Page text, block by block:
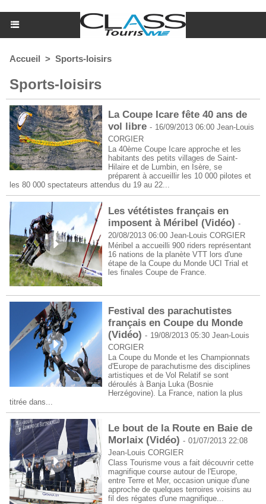
Accueil > Sports-loisirs
Sports-loisirs
La Coupe Icare fête 40 ans de
vol libre - 16/09/2013 06:00Jean-Louis
CORGIER
La 40ème Coupe Icare approche et les
habitants des petits villages de Saint-
Hilaire et de Lumbin, en Isère, se
préparent à accueillir les 10 000 pilotes et
les 80 000 spectateurs attendus du 19 au 22...
Les vététistes français en
imposent à Méribel (Vidéo) -
20/08/2013 06:00Jean-Louis CORGIER
Méribel a accueilli 900 riders représentant
16 nations de la planète VTT lors d'une
étape de la Coupe du Monde UCI Trial et
les finales Coupe de France.
Festival des parachutistes
français en Coupe du Monde
(Vidéo) - 19/08/2013 05:30Jean-Louis
CORGIER
La Coupe du Monde et les Championnats
d'Europe de parachutisme des disciplines
artistiques et de Vol Relatif se sont
déroulés à Banja Luka (Bosnie
Herzégovine). La France, nation la plus
titrée dans...
Le bout de la Route en Baie de
Morlaix (Vidéo) - 01/07/2013 22:08
Jean-Louis CORGIER
Class Tourisme vous a fait découvrir cette
magnifique course autour de l'Europe,
entre Terre et Mer, occasion unique d'une
approche de quelques terroires voisins au
fil des régates d'une magnifique...